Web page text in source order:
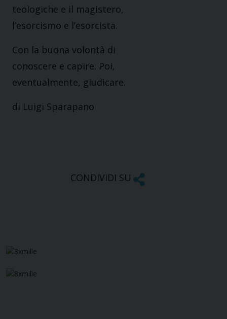
teologiche e il magistero,
l’esorcismo e l’esorcista.
Con la buona volontà di
conoscere e capire. Poi,
eventualmente, giudicare.
di Luigi Sparapano
CONDIVIDI SU